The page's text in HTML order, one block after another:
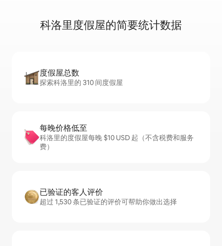
科洛里度假屋的简要统计数据
度假屋总数
探索科洛里的 310 间度假屋
每晚价格低至
科洛里的度假屋每晚 $10 USD 起（不含税费和服务
费）
已验证的客人评价
超过 1,530 条已验证的评价可帮助你做出选择